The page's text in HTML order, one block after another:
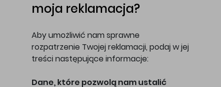
moja reklamacja?
Aby umożliwić nam sprawne
rozpatrzenie Twojej reklamacji, podaj w jej
treści następujące informacje:
Dane, które pozwolą nam ustalić